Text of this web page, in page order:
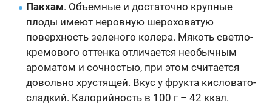
Пакхам. Объемные и достаточно крупные
плоды имеют неровную шероховатую
поверхность зеленого колера. Мякоть светло-
кремового оттенка отличается необычным
ароматом и сочностью, при этом считается
довольно хрустящей. Вкус у фрукта кисловато-
сладкий. Калорийность в 100 г – 42 ккал.